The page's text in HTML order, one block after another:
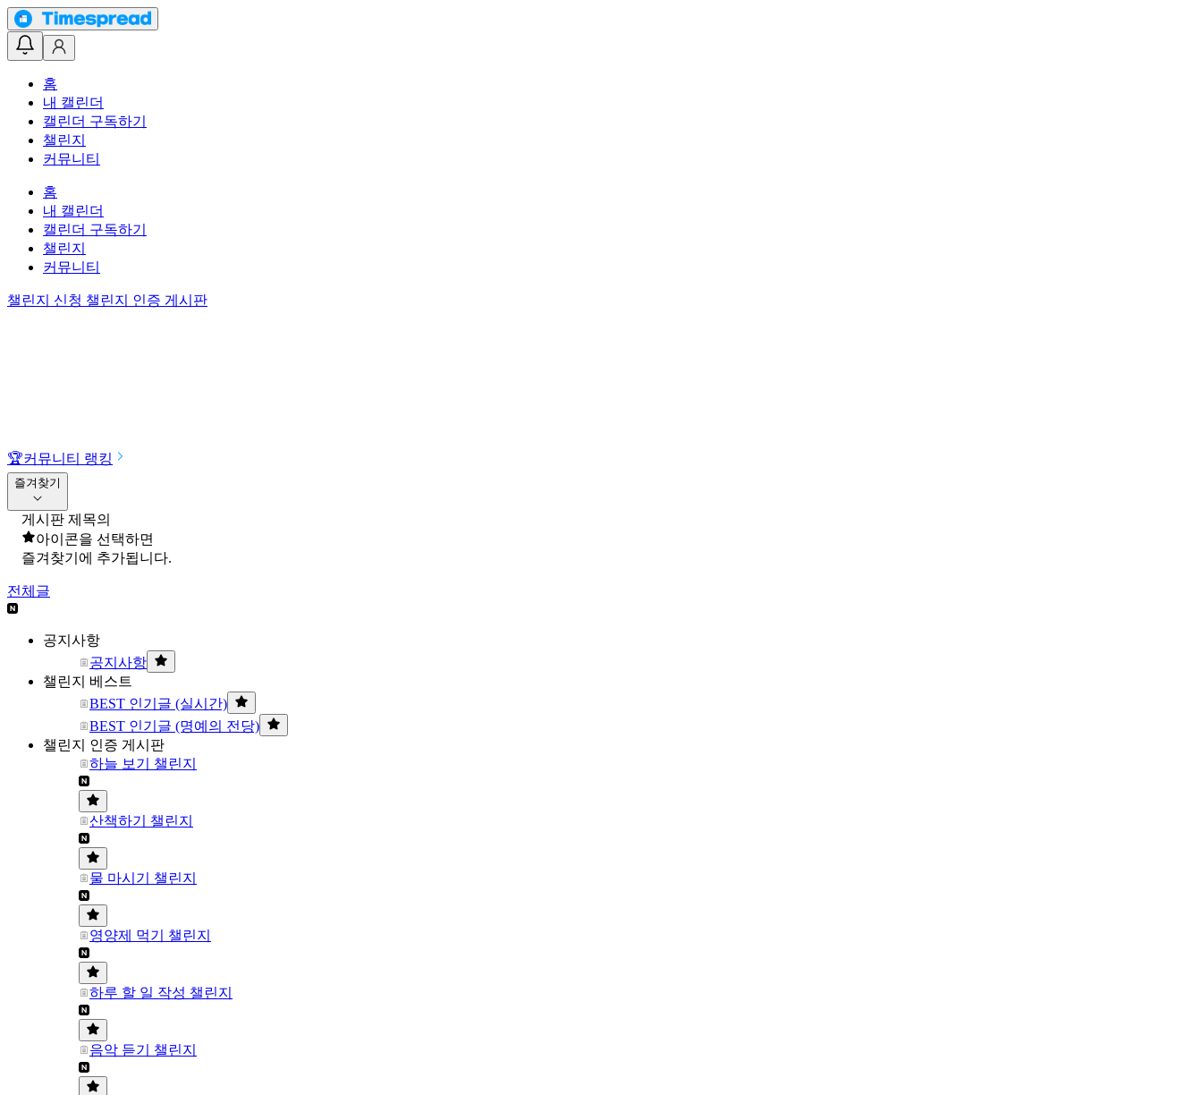
홈
내 캘린더
캘린더 구독하기
챌린지
커뮤니티
홈
내 캘린더
캘린더 구독하기
챌린지
커뮤니티
챌린지 신청 챌린지 인증 게시판
🏆커뮤니티 랭킹
즐겨찾기
게시판 제목의
아이콘을 선택하면
즐겨찾기에 추가됩니다.
전체글
공지사항
공지사항
챌린지 베스트
BEST 인기글 (실시간)
BEST 인기글 (명예의 전당)
챌린지 인증 게시판
하늘 보기 챌린지
산책하기 챌린지
물 마시기 챌린지
영양제 먹기 챌린지
하루 할 일 작성 챌린지
음악 듣기 챌린지